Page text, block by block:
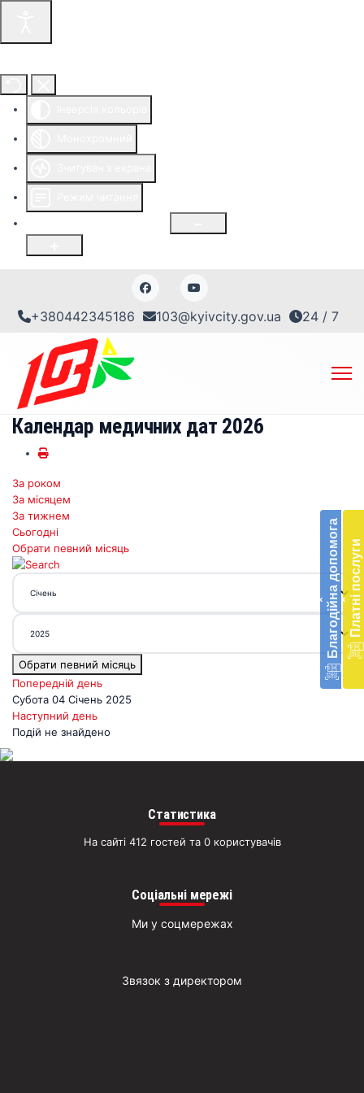
+380442345186 103@kyivcity.gov.ua 24 / 7
‹ Благодійна допомогав
‹ Платні послуги
Календар медичних дат 2026
За роком
За місяцем
За тижнем
Сьогодні
Обрати певний місяць
Обрати певний місяць
Попередній день
Субота 04 Січень 2025
Наступний день
Подій не знайдено
Статистика
На сайті 412 гостей та 0 користувачів
Соціальні мережі
Ми у соцмережах
Звязок з директором